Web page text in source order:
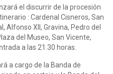
el discurrir de la procesión
: Cardenal Cisneros, San
Alfonso XII, Gravina, Pedro del
del Museo, San Vicente,
a las 21.30 horas.
a cargo de la Banda de